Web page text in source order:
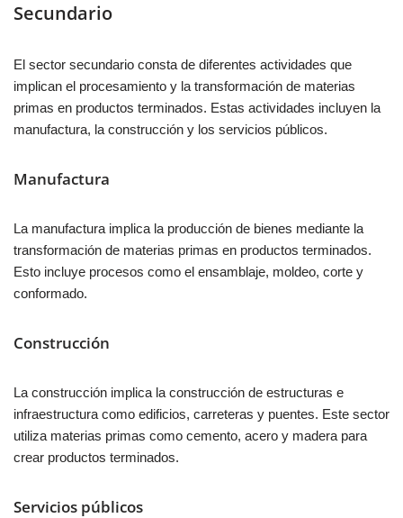
Secundario
El sector secundario consta de diferentes actividades que
implican el procesamiento y la transformación de materias
primas en productos terminados. Estas actividades incluyen la
manufactura, la construcción y los servicios públicos.
Manufactura
La manufactura implica la producción de bienes mediante la
transformación de materias primas en productos terminados.
Esto incluye procesos como el ensamblaje, moldeo, corte y
conformado.
Construcción
La construcción implica la construcción de estructuras e
infraestructura como edificios, carreteras y puentes. Este sector
utiliza materias primas como cemento, acero y madera para
crear productos terminados.
Servicios públicos